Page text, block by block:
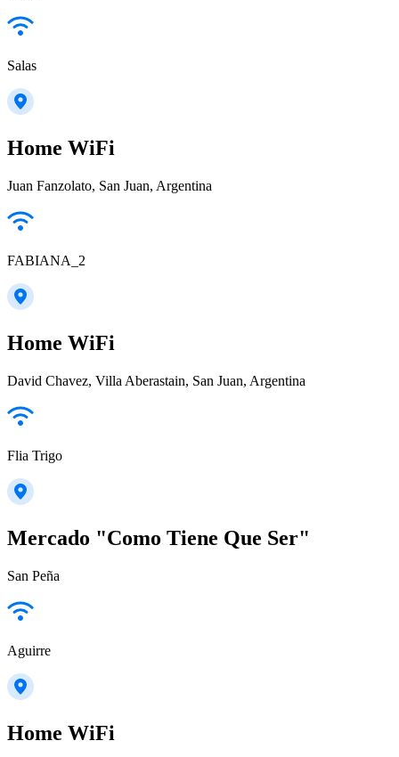
Salas
Home WiFi
Juan Fanzolato, San Juan, Argentina
FABIANA_2
Home WiFi
David Chavez, Villa Aberastain, San Juan, Argentina
Flia Trigo
Mercado "Como Tiene Que Ser"
San Peña
Aguirre
Home WiFi